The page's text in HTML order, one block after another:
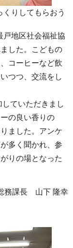
りしてもらおう
地区社会福祉協
した。こどもの
コーヒーなど飲
つつ、交流をし
ていただきまし
の良い香りの
ました。アンケ
多く聞かれ、参
りの場となった
務課長 山下 隆幸